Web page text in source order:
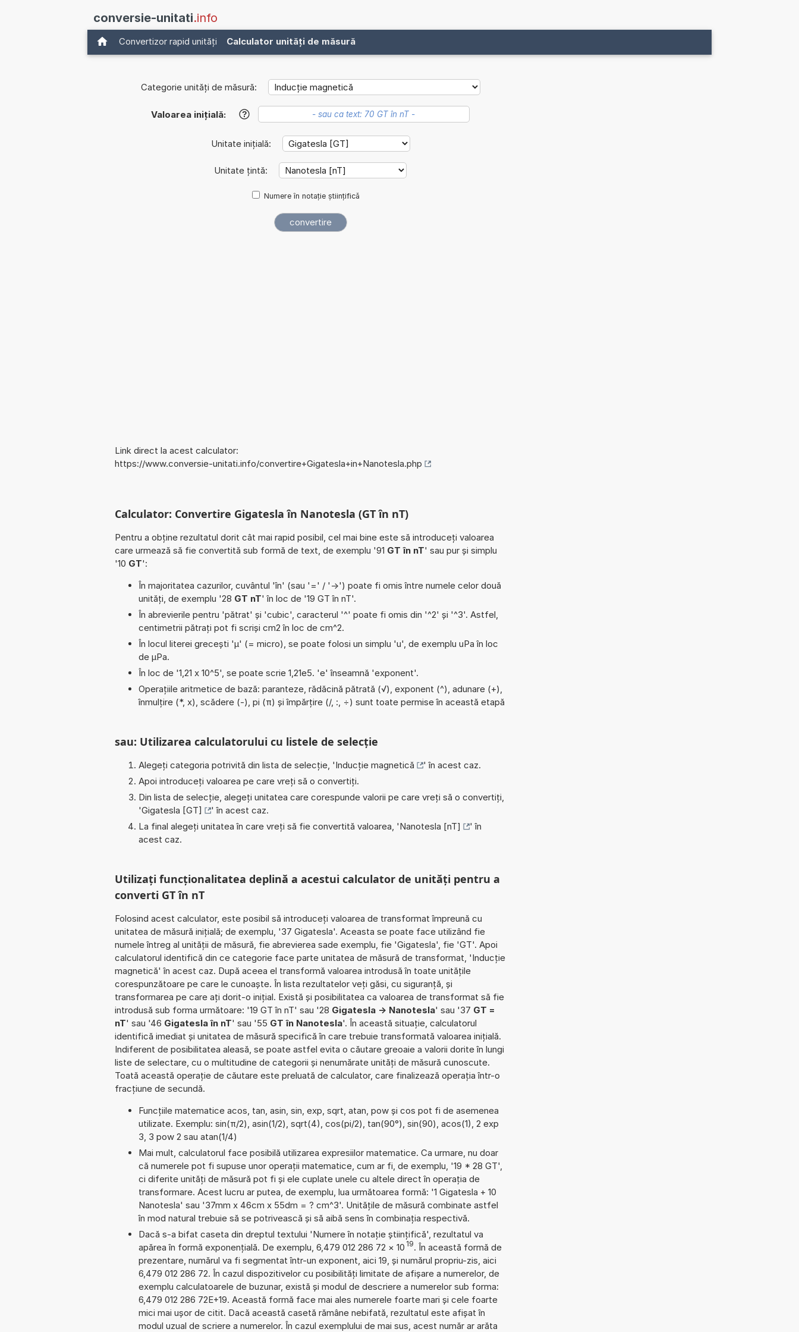
conversie-unitati.info
Convertizor rapid unități Calculator unități de măsură
Categorie unități de măsură:
Valoarea inițială: ?
Unitate inițială:
Unitate țintă:
Numere în notație științifică
Link direct la acest calculator:
https://www.conversie-unitati.info/convertire+Gigatesla+in+Nanotesla.php
Calculator: Convertire Gigatesla în Nanotesla (GT în nT)
Pentru a obține rezultatul dorit cât mai rapid posibil, cel mai bine este să introduceți valoarea
care urmează să fie convertită sub formă de text, de exemplu '91 GT în nT' sau pur și simplu
'10 GT':
În majoritatea cazurilor, cuvântul 'în' (sau '=' / '->') poate fi omis între numele celor două
unități, de exemplu '28 GT nT' în loc de '19 GT în nT'.
În abrevierile pentru 'pătrat' și 'cubic', caracterul '^' poate fi omis din '^2' și '^3'. Astfel,
centimetrii pătrați pot fi scriși cm2 în loc de cm^2.
În locul literei grecești 'µ' (= micro), se poate folosi un simplu 'u', de exemplu uPa în loc
de µPa.
În loc de '1,21 x 10^5', se poate scrie 1,21e5. 'e' înseamnă 'exponent'.
Operațiile aritmetice de bază: paranteze, rădăcină pătrată (√), exponent (^), adunare (+),
înmulțire (*, x), scădere (-), pi (π) și împărțire (/, :, ÷) sunt toate permise în această etapă
sau: Utilizarea calculatorului cu listele de selecție
Alegeți categoria potrivită din lista de selecție, 'Inducție magnetică
' în acest caz.
Apoi introduceți valoarea pe care vreți să o convertiți.
Din lista de selecție, alegeți unitatea care corespunde valorii pe care vreți să o convertiți,
'Gigatesla [GT]
' în acest caz.
La final alegeți unitatea în care vreți să fie convertită valoarea, 'Nanotesla [nT]
' în
acest caz.
Utilizați funcționalitatea deplină a acestui calculator de unități pentru a
converti GT în nT
Folosind acest calculator, este posibil să introduceți valoarea de transformat împreună cu
unitatea de măsură inițială; de exemplu, '37 Gigatesla'. Aceasta se poate face utilizând fie
numele întreg al unității de măsură, fie abrevierea sade exemplu, fie 'Gigatesla', fie 'GT'. Apoi
calculatorul identifică din ce categorie face parte unitatea de măsură de transformat, 'Inducție
magnetică' în acest caz. După aceea el transformă valoarea introdusă în toate unitățile
corespunzătoare pe care le cunoaște. În lista rezultatelor veți găsi, cu siguranță, și
transformarea pe care ați dorit-o inițial. Există și posibilitatea ca valoarea de transformat să fie
introdusă sub forma următoare: '19 GT în nT' sau '28 Gigatesla -> Nanotesla' sau '37 GT =
nT' sau '46 Gigatesla în nT' sau '55 GT în Nanotesla'. În această situație, calculatorul
identifică imediat și unitatea de măsură specifică în care trebuie transformată valoarea inițială.
Indiferent de posibilitatea aleasă, se poate astfel evita o căutare greoaie a valorii dorite în lungi
liste de selectare, cu o multitudine de categorii și nenumărate unități de măsură cunoscute.
Toată această operație de căutare este preluată de calculator, care finalizează operația într-o
fracțiune de secundă.
Funcțiile matematice acos, tan, asin, sin, exp, sqrt, atan, pow și cos pot fi de asemenea
utilizate. Exemplu: sin(π/2), asin(1/2), sqrt(4), cos(pi/2), tan(90°), sin(90), acos(1), 2 exp
3, 3 pow 2 sau atan(1/4)
Mai mult, calculatorul face posibilă utilizarea expresiilor matematice. Ca urmare, nu doar
că numerele pot fi supuse unor operații matematice, cum ar fi, de exemplu, '19 * 28 GT',
ci diferite unități de măsură pot fi și ele cuplate unele cu altele direct în operația de
transformare. Acest lucru ar putea, de exemplu, lua următoarea formă: '1 Gigatesla + 10
Nanotesla' sau '37mm x 46cm x 55dm = ? cm^3'. Unitățile de măsură combinate astfel
în mod natural trebuie să se potrivească și să aibă sens în combinația respectivă.
Dacă s-a bifat caseta din dreptul textului 'Numere în notație științifică', rezultatul va
apărea în formă exponențială. De exemplu, 6,479 012 286 72 × 10 19. În această formă de
prezentare, numărul va fi segmentat într-un exponent, aici 19, și numărul propriu-zis, aici
6,479 012 286 72. În cazul dispozitivelor cu posibilități limitate de afișare a numerelor, de
exemplu calculatoarele de buzunar, există și modul de descriere a numerelor sub forma:
6,479 012 286 72E+19. Această formă face mai ales numerele foarte mari și cele foarte
mici mai ușor de citit. Dacă această casetă rămâne nebifată, rezultatul este afișat în
modul uzual de scriere a numerelor. În cazul exemplului de mai sus, acest număr ar arăta